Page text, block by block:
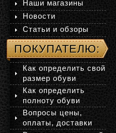
Наши магазины
Новости
Статьи и обзоры
ПОКУПАТЕЛЮ:
Как определить свой
размер обуви
Как определить
полноту обуви
Вопросы цены,
оплаты, доставки